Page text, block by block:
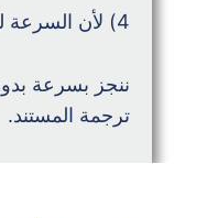
4) لأن السرعة لدينا مرتبطة بالنتيجة
ننجز بسرعة
ترجمة المستند.